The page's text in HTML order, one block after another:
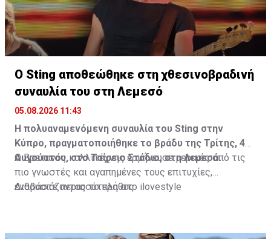
Διαβάστε περισσότερα στο madamefigaro.cy
Ο Sting αποθεώθηκε στη χθεσινοβραδινή
συναυλία του στη Λεμεσό
05.08.2026 11:43
Η πολυαναμενόμενη συναυλία του Sting στην
Κύπρο, πραγματοποιήθηκε το βράδυ της Τρίτης, 4
Αυγούστου, στο Τσίρειο Στάδιο, στη Λεμεσό.
Ο Βρετανός καλλιτέχνης ερμήνευσε μερικές από τις
πιο γνωστές και αγαπημένες τους επιτυχίες,
ενθουσιάζοντας το πλήθος.
Διαβάστε περισσότερα στο ilovestyle